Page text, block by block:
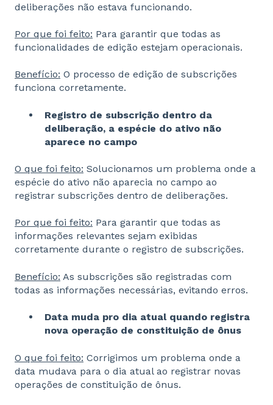
deliberações não estava funcionando.
Por que foi feito: Para garantir que todas as
funcionalidades de edição estejam operacionais.
Benefício: O processo de edição de subscrições
funciona corretamente.
Registro de subscrição dentro da
deliberação, a espécie do ativo não
aparece no campo
O que foi feito: Solucionamos um problema onde a
espécie do ativo não aparecia no campo ao
registrar subscrições dentro de deliberações.
Por que foi feito: Para garantir que todas as
informações relevantes sejam exibidas
corretamente durante o registro de subscrições.
Benefício: As subscrições são registradas com
todas as informações necessárias, evitando erros.
Data muda pro dia atual quando registra
nova operação de constituição de ônus
O que foi feito: Corrigimos um problema onde a
data mudava para o dia atual ao registrar novas
operações de constituição de ônus.